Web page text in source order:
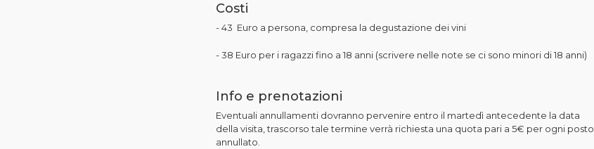
Costi
- 43 Euro a persona, compresa la degustazione dei vini
- 38 Euro per i ragazzi fino a 18 anni (scrivere nelle note se ci sono minori di 18 anni)
Info e prenotazioni
Eventuali annullamenti dovranno pervenire entro il martedì antecedente la data
della visita, trascorso tale termine verrà richiesta una quota pari a 5€ per ogni posto
annullato.